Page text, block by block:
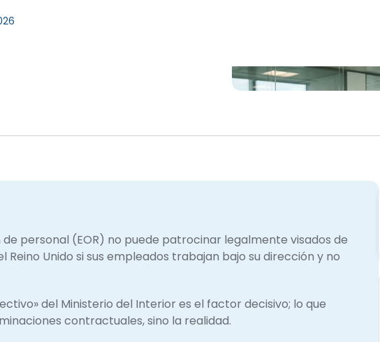
personal (EOR) no puede patrocinar legalmente visados de
Unido si sus empleados trabajan bajo su dirección y no
del Ministerio del Interior es el factor decisivo; lo que
contractuales, sino la realidad.